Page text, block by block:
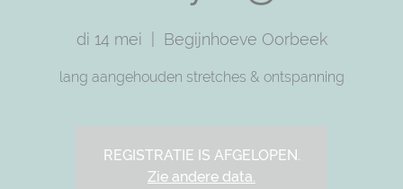
di 14 mei Begijnhoeve Oorbeek
lang aangehouden stretches & ontspanning
REGISTRATIE IS AFGELOPEN.
Zie andere data.